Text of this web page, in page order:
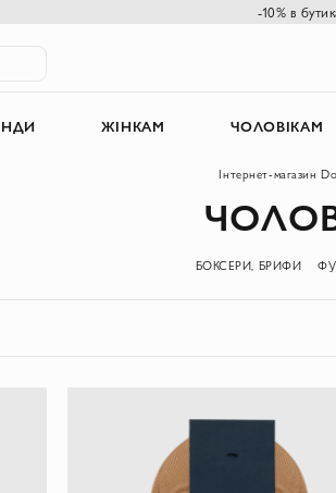
-10% в
ЖІНКАМ ЧОЛОВІКАМ
Інтернет-магазин
БОКСЕРИ, БРИФИ